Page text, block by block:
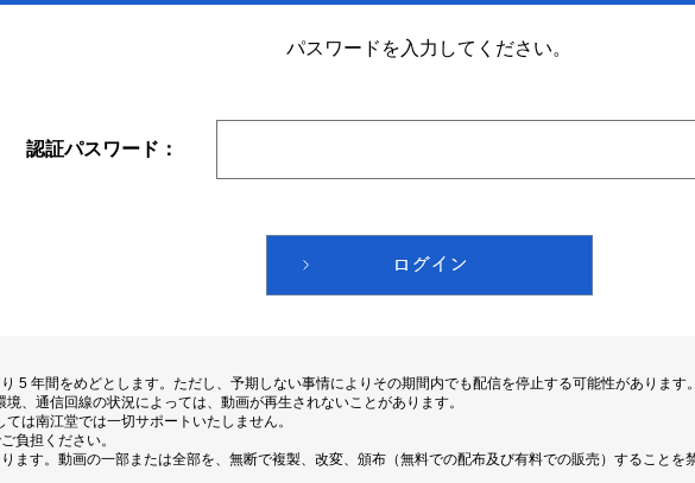
パスワードを入力してください。
認証パスワード：
5 年間をめどとします。ただし、予期しない事情によりその期間内でも配信を停止する可能性があります
、通信回線の状況によっては、動画が再生されないことがあります。
は南江堂では一切サポートいたしません。
負担ください。
ます。動画の一部または全部を、無断で複製、改変、頒布（無料での配布及び有料での販売）することを